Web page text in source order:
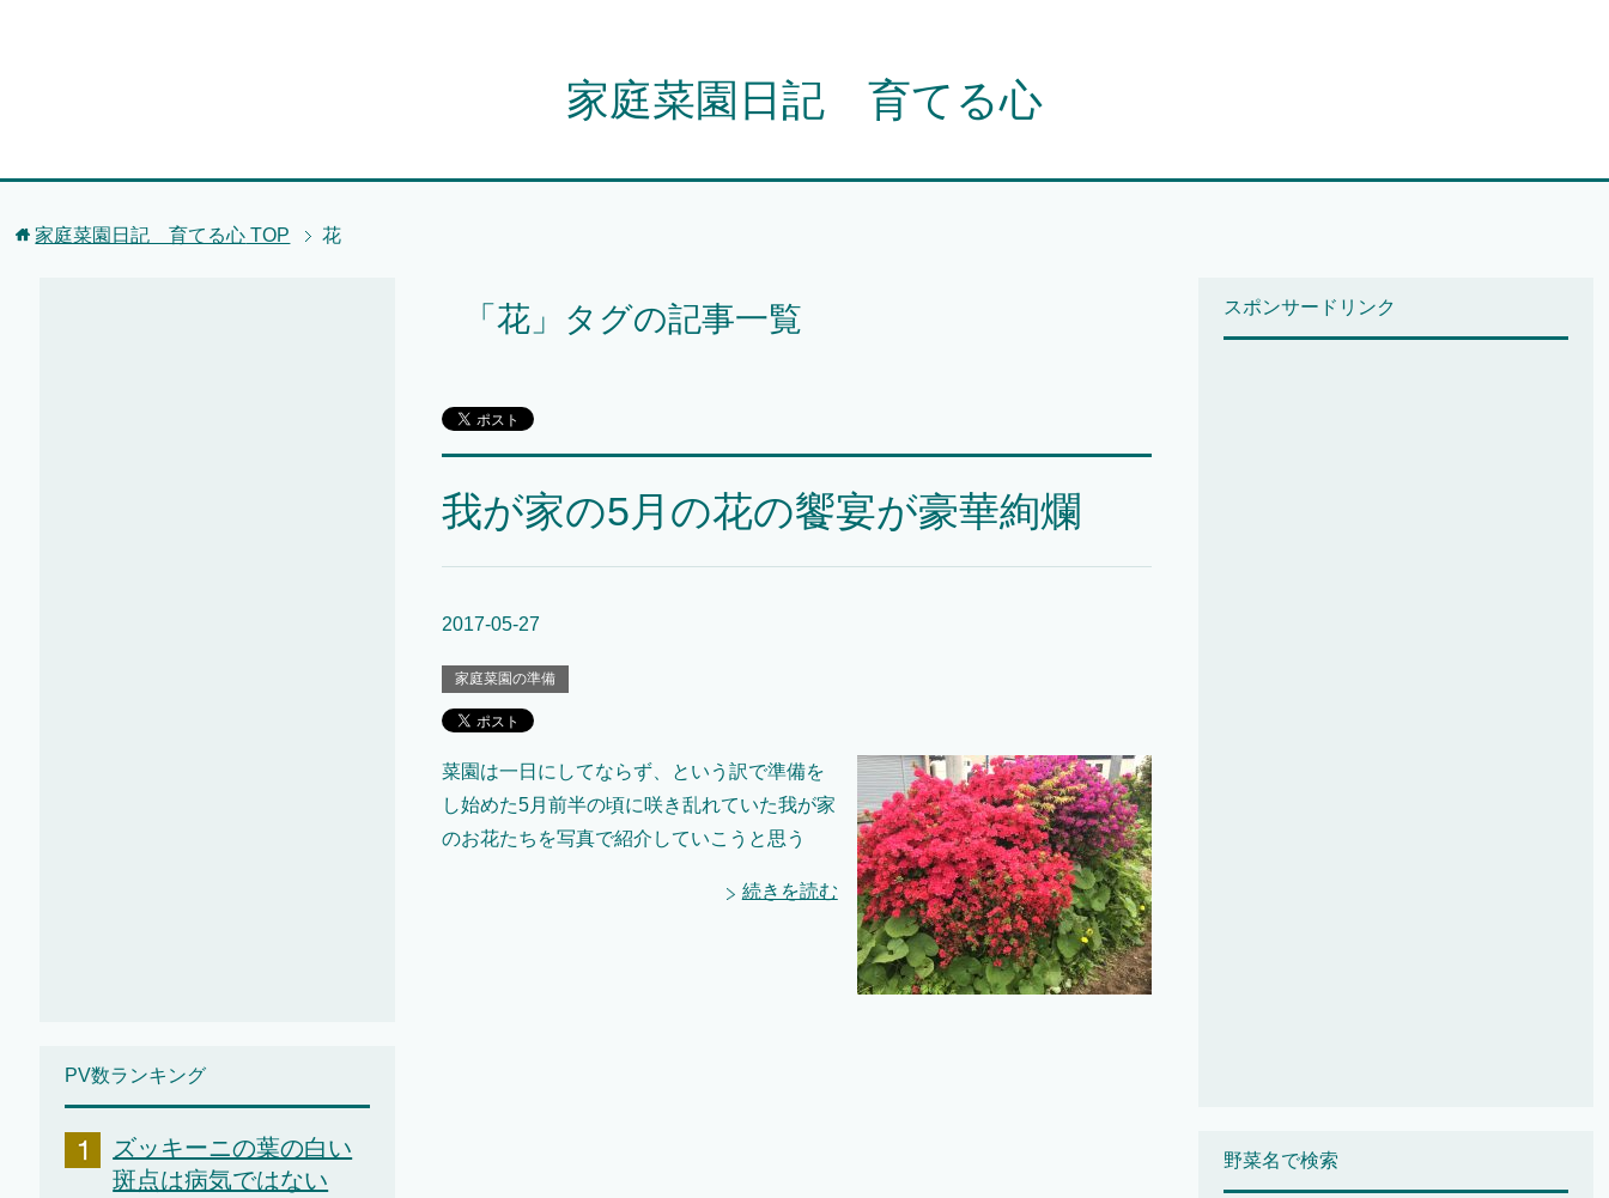
家庭菜園日記 育てる心
家庭菜園日記 育てる心 TOP 花
「花」タグの記事一覧
我が家の5月の花の饗宴が豪華絢爛
2017-05-27
家庭菜園の準備
菜園は一日にしてならず、という訳で準備を
し始めた5月前半の頃に咲き乱れていた我が家
のお花たちを写真で紹介していこうと思う
続きを読む
PV数ランキング
ズッキーニの葉の白い
斑点は病気ではない
スポンサードリンク
野菜名で検索